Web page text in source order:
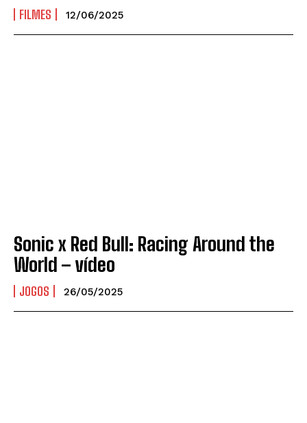
FILMES 12/06/2025
Sonic x Red Bull: Racing Around the
World – vídeo
JOGOS 26/05/2025